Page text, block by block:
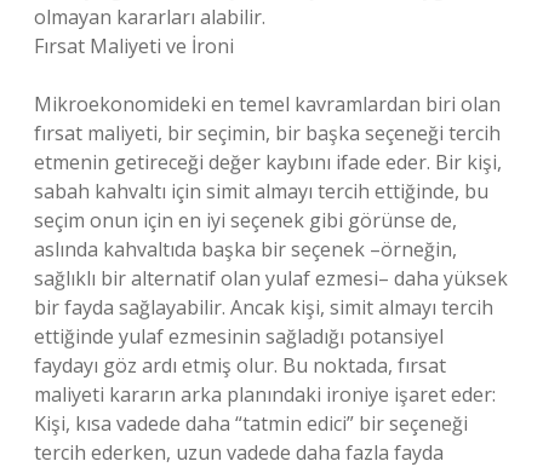
olmayan kararları alabilir.
Fırsat Maliyeti ve İroni
Mikroekonomideki en temel kavramlardan biri olan
fırsat maliyeti, bir seçimin, bir başka seçeneği tercih
etmenin getireceği değer kaybını ifade eder. Bir kişi,
sabah kahvaltı için simit almayı tercih ettiğinde, bu
seçim onun için en iyi seçenek gibi görünse de,
aslında kahvaltıda başka bir seçenek –örneğin,
sağlıklı bir alternatif olan yulaf ezmesi– daha yüksek
bir fayda sağlayabilir. Ancak kişi, simit almayı tercih
ettiğinde yulaf ezmesinin sağladığı potansiyel
faydayı göz ardı etmiş olur. Bu noktada, fırsat
maliyeti kararın arka planındaki ironiye işaret eder:
Kişi, kısa vadede daha “tatmin edici” bir seçeneği
tercih ederken, uzun vadede daha fazla fayda